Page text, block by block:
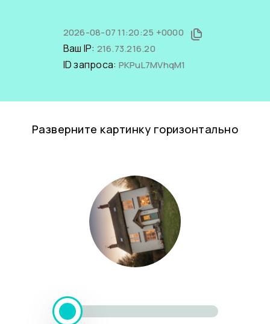
2026-08-07 11:20:25 +0000
Ваш IP: 216.73.216.20
ID запроса: PKPuL7MVhqM1
Разверните картинку горизонтально